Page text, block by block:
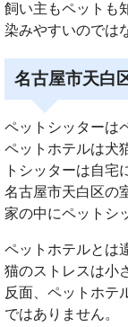
飼い主もペットも
染みやすいのでは
名古屋市天白
ペットシッターは
ペットホテルは犬
トシッターは自宅
名古屋市天白区の
家の中にペットシ
ペットホテルとは
猫のストレスは小
反面、ペットホテ
ではありません。